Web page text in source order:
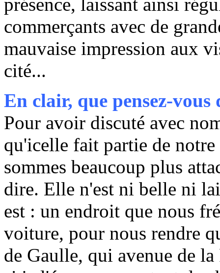
commerçants avec de
mauvaise impression aux
cité...
En clair, que pensez-
Pour avoir discuté avec
qu'icelle fait partie de
sommes beaucoup plus
dire. Elle n'est ni belle ni
est : un endroit que nous
voiture, pour nous rendre
de Gaulle, qui avenue de